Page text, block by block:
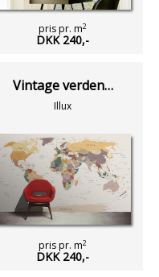
pris pr. m2
DKK 240,-
Vintage verdenskort tapet
Illux
pris pr. m2
DKK 240,-